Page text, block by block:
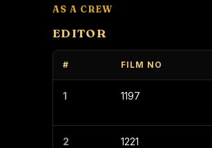
AS A CREW
EDITOR
# FILM NO
1 1197
2 1221